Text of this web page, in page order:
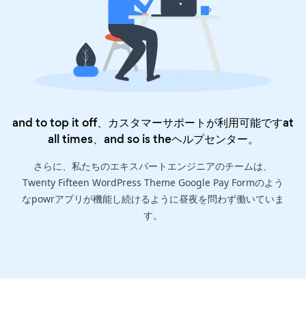
and to top it off、カスタマーサポートが利用可能ですat
all times、and so is theヘルプセンター。
さらに、私たちのエキスパートエンジニアのチームは、
Twenty Fifteen WordPress Theme Google Pay Formのよう
なpowrアプリが機能し続けるように昼夜を問わず働いていま
す。